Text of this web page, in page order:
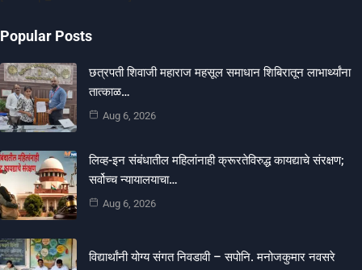
Popular Posts
छत्रपती शिवाजी महाराज महसूल समाधान शिबिरातून लाभार्थ्यांना
तात्काळ…
Aug 6, 2026
लिव्ह-इन संबंधातील महिलांनाही क्रूरतेविरुद्ध कायद्याचे संरक्षण;
सर्वोच्च न्यायालयाचा…
Aug 6, 2026
विद्यार्थांनी योग्य संगत निवडावी – सपोनि. मनोजकुमार नवसरे